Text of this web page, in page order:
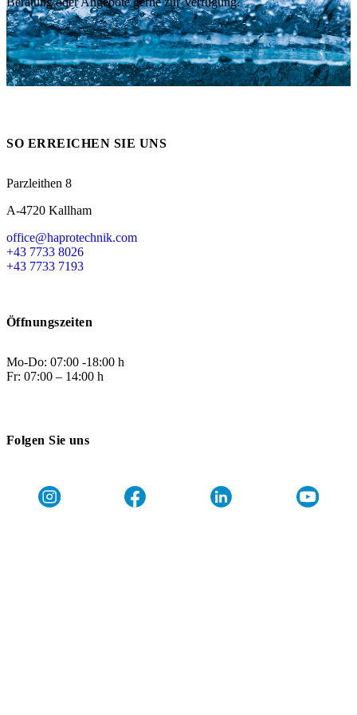
Messen
Videos / Downloads
HT Plus
Hochdruckpumpen
SO ERREICHEN SIE UNS
Parzleithen 8
A-4720 Kallham
office@haprotechnik.com
+43 7733 8026
+43 7733 7193
Öffnungszeiten
Mo-Do: 07:00 -18:00 h
Fr: 07:00 – 14:00 h
Folgen Sie uns